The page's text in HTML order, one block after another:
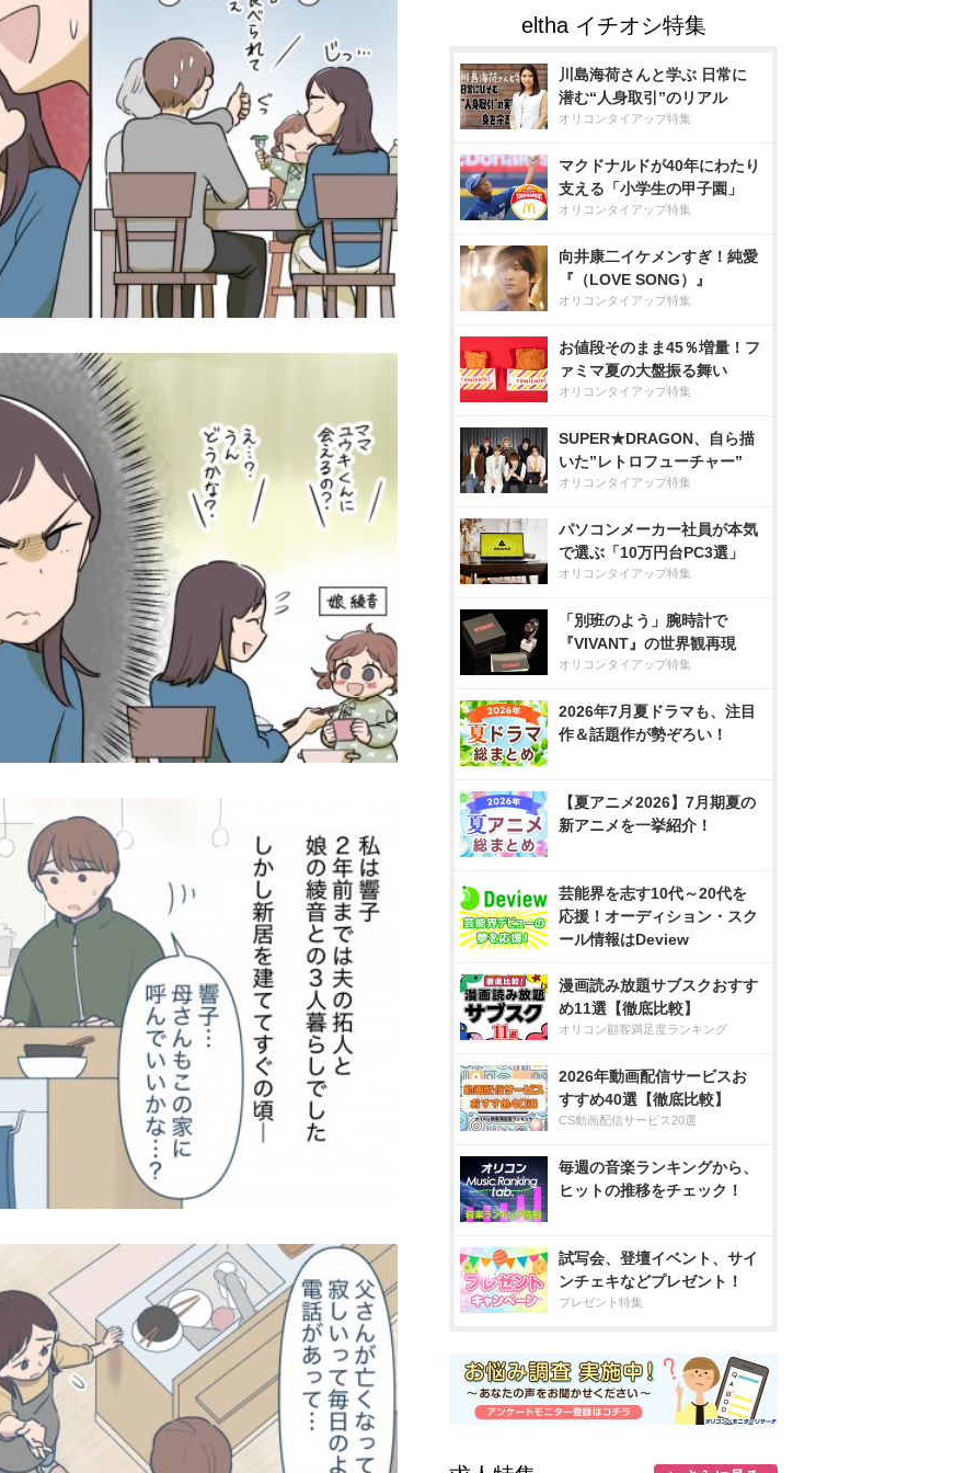
川島海荷さんと学ぶ 日常に
潜む“人身取引”のリアル
オリコンタイアップ特集
マクドナルドが40年にわたり
支える「小学生の甲子園」
オリコンタイアップ特集
向井康二イケメンすぎ！純愛
『（LOVE SONG）』
オリコンタイアップ特集
お値段そのまま45％増量！フ
ァミマ夏の大盤振る舞い
オリコンタイアップ特集
SUPER★DRAGON、自ら描
いた”レトロフューチャー”
オリコンタイアップ特集
パソコンメーカー社員が本気
で選ぶ「10万円台PC3選」
オリコンタイアップ特集
「別班のよう」腕時計で
『VIVANT』の世界観再現
オリコンタイアップ特集
2026年7月夏ドラマも、注目
作＆話題作が勢ぞろい！
【夏アニメ2026】7月期夏の
新アニメを一挙紹介！
芸能界を志す10代～20代を
応援！オーディション・スク
ール情報はDeview
漫画読み放題サブスクおすす
め11選【徹底比較】
オリコン顧客満足度ランキング
2026年動画配信サービスお
すすめ40選【徹底比較】
CS動画配信サービス20選
毎週の音楽ランキングから、
ヒットの推移をチェック！
試写会、登壇イベント、サイ
ンチェキなどプレゼント！
プレゼント特集